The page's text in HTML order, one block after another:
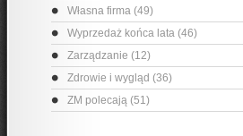
Własna firma (49)
Wyprzedaż końca lata (46)
Zarządzanie (12)
Zdrowie i wygląd (36)
ZM polecają (51)